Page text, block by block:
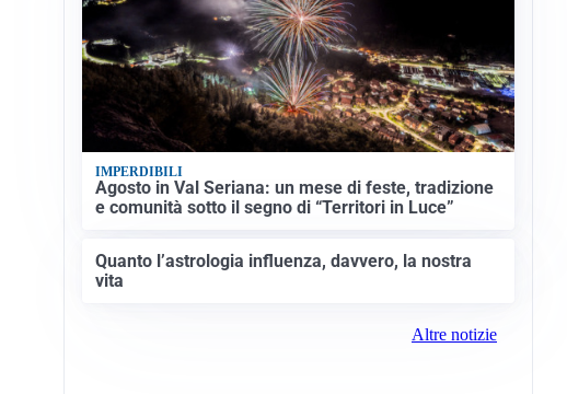
IMPERDIBILI
Agosto in Val Seriana: un mese di feste, tradizione
e comunità sotto il segno di “Territori in Luce”
Quanto l’astrologia influenza, davvero, la nostra
vita
Altre notizie